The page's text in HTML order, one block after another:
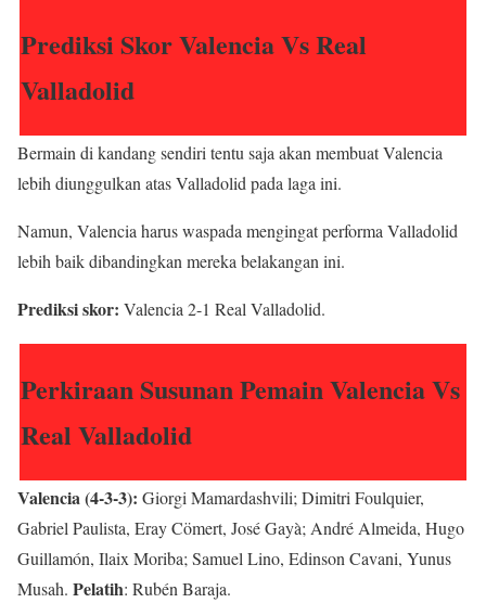
Prediksi Skor Valencia Vs Real
Valladolid
Bermain di kandang sendiri tentu saja akan membuat Valencia
lebih diunggulkan atas Valladolid pada laga ini.
Namun, Valencia harus waspada mengingat performa Valladolid
lebih baik dibandingkan mereka belakangan ini.
Prediksi skor: Valencia 2-1 Real Valladolid.
Perkiraan Susunan Pemain Valencia Vs
Real Valladolid
Valencia (4-3-3): Giorgi Mamardashvili; Dimitri Foulquier,
Gabriel Paulista, Eray Cömert, José Gayà; André Almeida, Hugo
Guillamón, Ilaix Moriba; Samuel Lino, Edinson Cavani, Yunus
Musah. Pelatih: Rubén Baraja.